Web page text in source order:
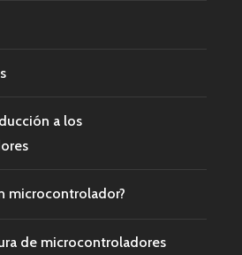
a los
microcontrolador?
de microcontroladores